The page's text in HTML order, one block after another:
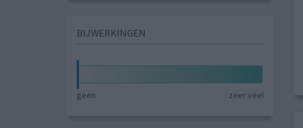
BIJWERKINGEN
geen zeer veel